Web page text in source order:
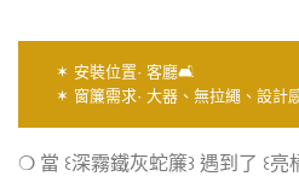
✶ 安裝位置· 客廳🛋️
✶ 窗簾需求· 大器、無拉繩、設計
❍ 當 ꒰深霧鐵灰蛇簾꒱ 遇到了 ꒰